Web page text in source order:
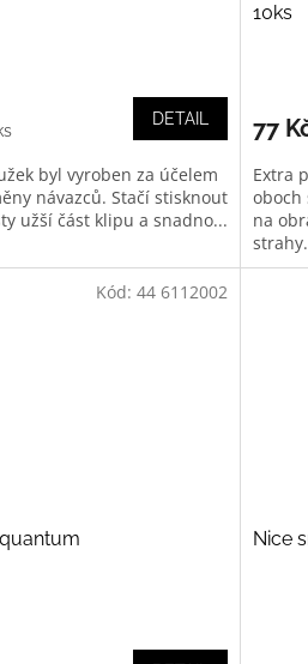
DETAIL
byl vyroben za účelem
návazců. Stačí stisknout
užší část klipu a snadno...
10ks
77
Extra
oboch
na
Kód: 44 6112002
Nice